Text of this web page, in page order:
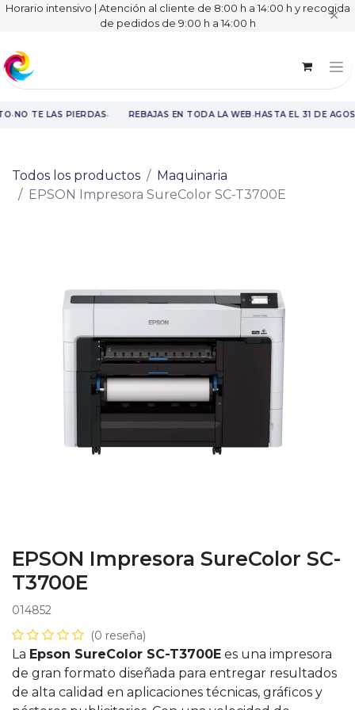
Horario intensivo | Atención al cliente de 8:00 h a 14:00 h y recogida
de pedidos de 9:00 h a 14:00 h
✕
·NO TE LAS PIERDAS· REBAJAS EN TODA LA WEB·HASTA EL 31 DE
Todos los productos
Maquinaria
EPSON Impresora SureColor SC-T3700E
EPSON Impresora SureColor SC-
T3700E
014852
(0 reseña)
La Epson SureColor SC-T3700E es una impresora
de gran formato diseñada para entregar resultados
de alta calidad en aplicaciones técnicas, gráficos y